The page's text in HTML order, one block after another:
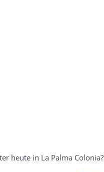
heute in La Palma Colonia?